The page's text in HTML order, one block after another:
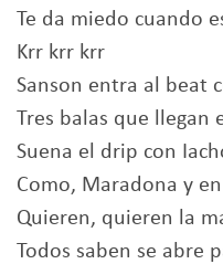
Te da miedo cuando
Krr krr krr
Sanson entra al beat
Tres balas que llegan
Suena el drip con
Como, Maradona y
Quieren, quieren la
Todos saben se abre